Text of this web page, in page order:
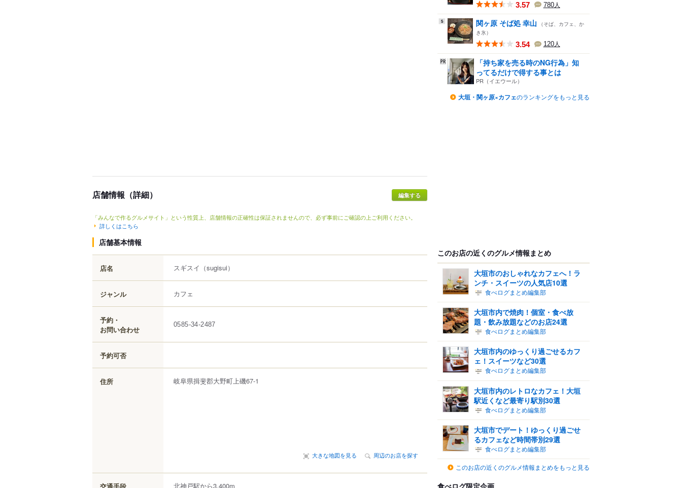
店舗情報（詳細）
「みんなで作るグルメサイト」という性質上、店舗情報の正確性は保証されませんので、必ず事前にご確認の上ご利用ください。
詳しくはこちら
店舗基本情報
店名 スギスイ （sugisui）
ジャンル カフェ
予約・
お問い合わせ
0585-34-2487
予約可否
住所 岐阜県揖斐郡大野町 上磯67-1
大きな地図を見る 周辺のお店を探す
交通手段 北神戸駅から3,400m
3.57 780人
5 関ヶ原 そば処 幸山
（そば、カフェ、か
き氷）
3.54 120人
「持ち家を売る時のNG行為」知
ってるだけで得する事とは
PR（イエウール）
大垣・関ヶ原×カフェのランキングをもっと見る
このお店の近くのグルメ情報まとめ
大垣市のおしゃれなカフェへ！ラ
ンチ・スイーツの人気店10選
食べログまとめ編集部
大垣市内で焼肉！個室・食べ放
題・飲み放題などのお店24選
食べログまとめ編集部
大垣市内のゆっくり過ごせるカフ
ェ！スイーツなど30選
食べログまとめ編集部
大垣市内のレトロなカフェ！大垣
駅近くなど最寄り駅別30選
食べログまとめ編集部
大垣市でデート！ゆっくり過ごせ
るカフェなど時間帯別29選
食べログまとめ編集部
このお店の近くのグルメ情報まとめをもっと見る